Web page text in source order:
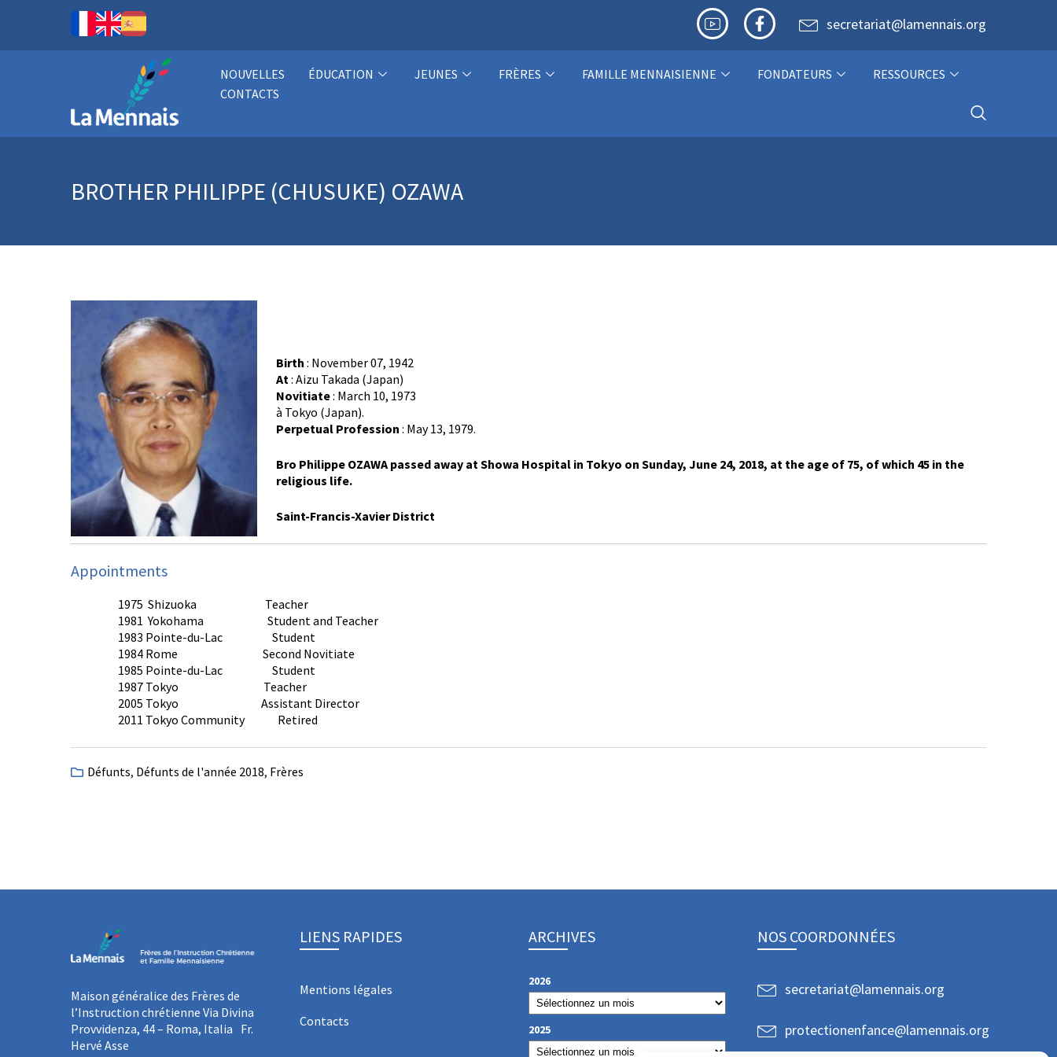
secretariat@lamennais.org
NOUVELLES ÉDUCATION JEUNES FRÈRES FAMILLE MENNAISIENNE FONDATEURS
RESSOURCES
CONTACTS
BROTHER PHILIPPE (CHUSUKE) OZAWA
Birth : November 07, 1942
At: Aizu Takada (Japan)
Novitiate: March 10, 1973
à Tokyo (Japan).
Perpetual Profession : May 13, 1979.
Bro Philippe OZAWA passed away at Showa Hospital in Tokyo on Sunday, June 24, 2018, at the age of 75, of which 45 in the
religious life.
Saint-Francis-Xavier District
Appointments
1975 Shizuoka Teacher
1981 Yokohama Student and Teacher
1983 Pointe-du-Lac Student
1984 Rome Second Novitiate
1985 Pointe-du-Lac Student
1987 Tokyo Teacher
2005 Tokyo Assistant Director
2011 Tokyo Community Retired
Défunts, Défunts de l'année 2018, Frères
Maison généralice des Frères de
l’Instruction chrétienne Via Divina
Provvidenza, 44 – Roma, Italia Fr.
Hervé Asse
LIENS RAPIDES
Mentions légales
Contacts
ARCHIVES
2026
2025
NOS COORDONNÉES
secretariat@lamennais.org
protectionenfance@lamennais.org